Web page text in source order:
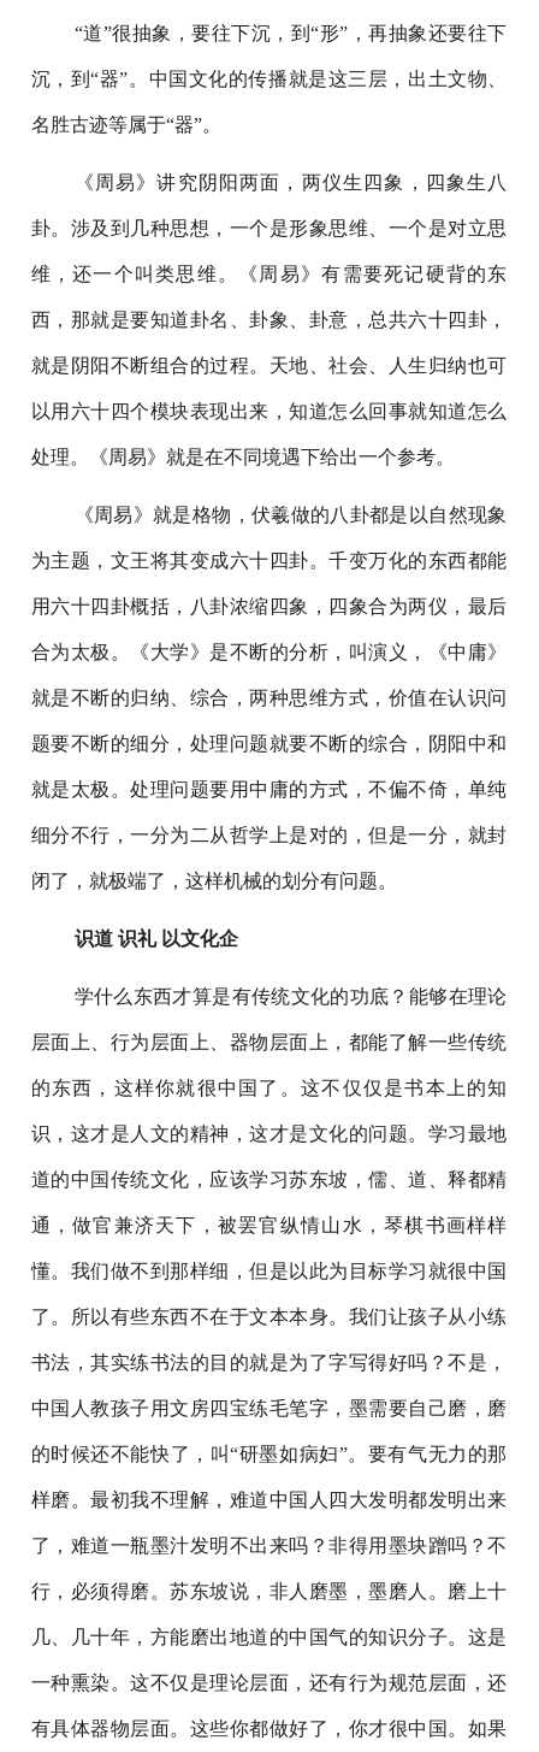
“道”很抽象，要往下沉，到“形”，再抽象还要往下
沉，到“器”。中国文化的传播就是这三层，出土文物、
名胜古迹等属于“器”。
《周易》讲究阴阳两面，两仪生四象，四象生八
卦。涉及到几种思想，一个是形象思维、一个是对立思
维，还一个叫类思维。《周易》有需要死记硬背的东
西，那就是要知道卦名、卦象、卦意，总共六十四卦，
就是阴阳不断组合的过程。天地、社会、人生归纳也可
以用六十四个模块表现出来，知道怎么回事就知道怎么
处理。《周易》就是在不同境遇下给出一个参考。
《周易》就是格物，伏羲做的八卦都是以自然现象
为主题，文王将其变成六十四卦。千变万化的东西都能
用六十四卦概括，八卦浓缩四象，四象合为两仪，最后
合为太极。《大学》是不断的分析，叫演义，《中庸》
就是不断的归纳、综合，两种思维方式，价值在认识问
题要不断的细分，处理问题就要不断的综合，阴阳中和
就是太极。处理问题要用中庸的方式，不偏不倚，单纯
细分不行，一分为二从哲学上是对的，但是一分，就封
闭了，就极端了，这样机械的划分有问题。
识道 识礼 以文化企
学什么东西才算是有传统文化的功底？能够在理论
层面上、行为层面上、器物层面上，都能了解一些传统
的东西，这样你就很中国了。这不仅仅是书本上的知
识，这才是人文的精神，这才是文化的问题。学习最地
道的中国传统文化，应该学习苏东坡，儒、道、释都精
通，做官兼济天下，被罢官纵情山水，琴棋书画样样
懂。我们做不到那样细，但是以此为目标学习就很中国
了。所以有些东西不在于文本本身。我们让孩子从小练
书法，其实练书法的目的就是为了字写得好吗？不是，
中国人教孩子用文房四宝练毛笔字，墨需要自己磨，磨
的时候还不能快了，叫“研墨如病妇”。要有气无力的那
样磨。最初我不理解，难道中国人四大发明都发明出来
了，难道一瓶墨汁发明不出来吗？非得用墨块蹭吗？不
行，必须得磨。苏东坡说，非人磨墨，墨磨人。磨上十
几、几十年，方能磨出地道的中国气的知识分子。这是
一种熏染。这不仅是理论层面，还有行为规范层面，还
有具体器物层面。这些你都做好了，你才很中国。如果